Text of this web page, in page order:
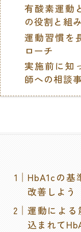
有酸素運動
の役割と組
運動習慣を
ローチ
実施前に知
師への相談
HbA1cの
改善しよう
運動による
込まれて